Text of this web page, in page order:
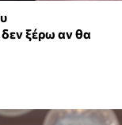
ξέρω αν θα